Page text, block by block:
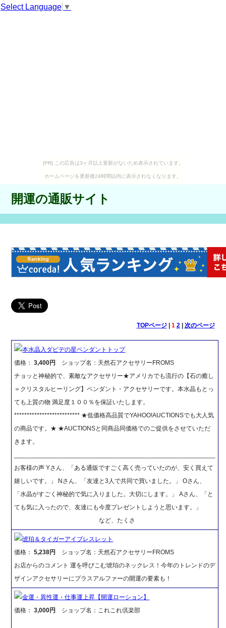
Select Language ▼
[PR] この広告は3ヶ月以上更新がないため表示されています。
ホームページを更新後24時間以内に表示されなくなります。
開運の通販サイト
TOPページ| 1 2| 次のページ
本水晶入ダビデの星ペンダントトップ
価格：3,400円
ショップ名：天然石アクセサリーFROMS
チョッと神秘的で、素敵なアクセサリー★アメリカでも流行の【石の癒し
＝クリスタルヒーリング】ペンダント・アクセサリーです。本水晶もとっ
ても上質の物 満足度１００％を保証いたします。
************************** ★低価格高品質でYAHOO!AUCTIONSでも大人気
の商品です。★ ★AUCTIONSと同商品同価格でのご提供をさせていただ
きます。
お客様の声 Yさん、「ある通販ですごく高く売っていたのが、安く買えて
嬉しいです。」 Nさん、「友達と3人で共同で買いました。」 Oさん、
「水晶がすごく神秘的で気に入りました。大切にします。」 Aさん、「と
ても気に入ったので、友達にも今度プレゼントしようと思います。」
など、たくさ
琥珀＆タイガーアイブレスレット
価格：5,238円
ショップ名：天然石アクセサリーFROMS
お店からのコメント 運を呼びこむ琥珀のネックレス！今年のトレンドのデ
ザインアクセサリーにプラスアルファーの開運の要素も！
金運・異性運・仕事運上昇【開運ローション】
価格：3,000円 ショップ名：これこれ倶楽部